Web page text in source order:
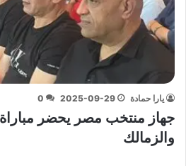
يارا حمادة 2025-09-29
0
جهاز منتخب مصر يحضر مباراة
والزمالك